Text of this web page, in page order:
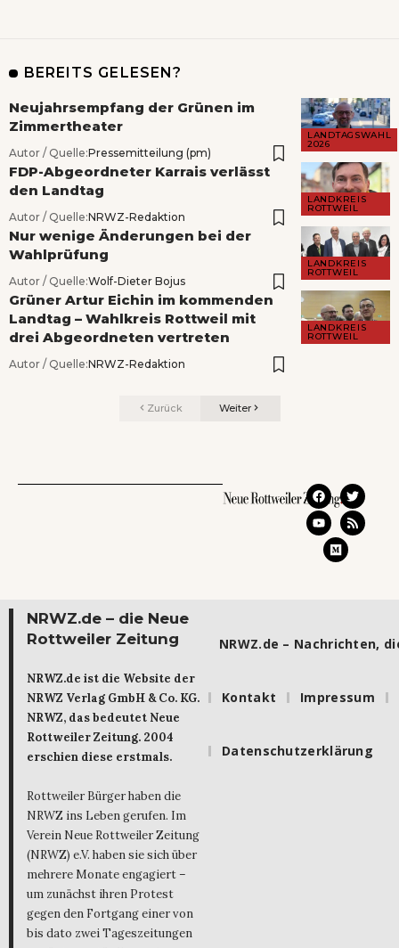
BEREITS GELESEN?
LANDTAGSWAHL
2026
Neujahrsempfang der Grünen im
Zimmertheater
Autor / Quelle:Pressemitteilung (pm)
LANDKREIS
ROTTWEIL
FDP-Abgeordneter Karrais verlässt
den Landtag
Autor / Quelle:NRWZ-Redaktion
LANDKREIS
ROTTWEIL
Nur wenige Änderungen bei der
Wahlprüfung
Autor / Quelle:Wolf-Dieter Bojus
LANDKREIS
ROTTWEIL
Grüner Artur Eichin im kommenden
Landtag – Wahlkreis Rottweil mit
drei Abgeordneten vertreten
Autor / Quelle:NRWZ-Redaktion
Zurück Weiter
NRWZ.de – die Neue
Rottweiler Zeitung
NRWZ.de ist die Website der
NRWZ Verlag GmbH & Co. KG.
NRWZ, das bedeutet Neue
Rottweiler Zeitung. 2004
erschien diese erstmals.
Rottweiler Bürger haben die
NRWZ ins Leben gerufen. Im
Verein Neue Rottweiler Zeitung
(NRWZ) e.V. haben sie sich über
mehrere Monate engagiert –
um zunächst ihren Protest
gegen den Fortgang einer von
bis dato zwei Tageszeitungen
NRWZ.de – Nachrichten,
Kontakt Impressum
Datenschutzerklärung